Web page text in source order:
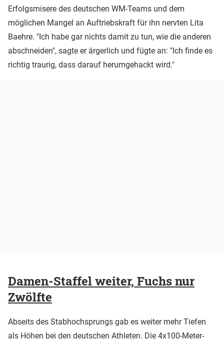
Erfolgsmisere des deutschen WM-Teams und dem
möglichen Mangel an Auftriebskraft für ihn nervten Lita
Baehre. "Ich habe gar nichts damit zu tun, wie die anderen
abschneiden", sagte er ärgerlich und fügte an: "Ich finde es
richtig traurig, dass darauf herumgehackt wird."
Damen-Staffel weiter, Fuchs nur
Zwölfte
Abseits des Stabhochsprungs gab es weiter mehr Tiefen
als Höhen bei den deutschen Athleten. Die 4x100-Meter-